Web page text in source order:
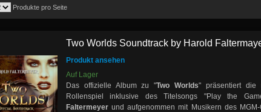
Produkte pro Seite
Two Worlds Soundtrack by Harold
Produkt ansehen
Auf Lager
Das offizielle Album zu "Two Worlds" präsentiert die
Rollenspiel inklusive des Titelsongs "Play the
Faltermeyer und aufgenommen mit Musikern des